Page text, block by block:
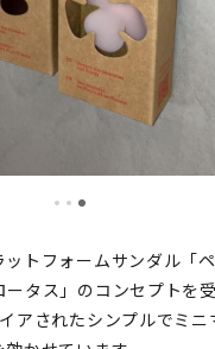
トフォームサンダル「
タス」のコンセプトを
アされたシンプルでミ